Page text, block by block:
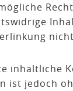
inhaltliche
ist jedoch